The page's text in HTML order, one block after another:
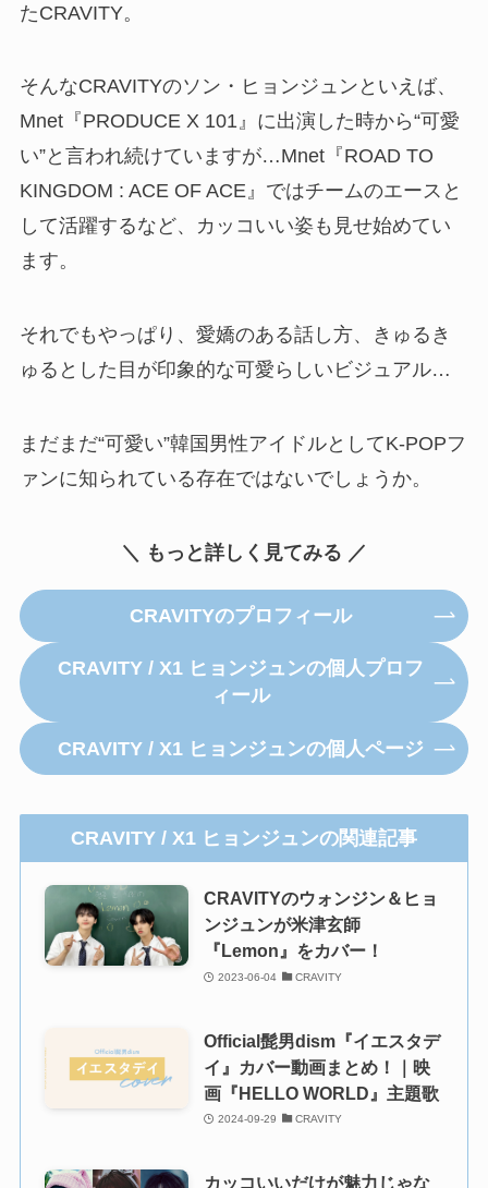
たCRAVITY。
そんなCRAVITYのソン・ヒョンジュンといえば、
Mnet『PRODUCE X 101』に出演した時から“可愛
い”と言われ続けていますが…Mnet『ROAD TO
KINGDOM : ACE OF ACE』ではチームのエースと
して活躍するなど、カッコいい姿も見せ始めてい
ます。
それでもやっぱり、愛嬌のある話し方、きゅるき
ゅるとした目が印象的な可愛らしいビジュアル…
まだまだ“可愛い”韓国男性アイドルとしてK-POPフ
ァンに知られている存在ではないでしょうか。
＼ もっと詳しく見てみる ／
CRAVITYのプロフィール
CRAVITY / X1 ヒョンジュンの個人プロフ
ィール
CRAVITY / X1 ヒョンジュンの個人ページ
CRAVITY / X1 ヒョンジュンの関連記事
CRAVITYのウォンジン＆ヒョ
ンジュンが米津玄師
『Lemon』をカバー！
2023-06-04 CRAVITY
Official髭男dism『イエスタデ
イ』カバー動画まとめ！｜映
画『HELLO WORLD』主題歌
2024-09-29 CRAVITY
カッコいいだけが魅力じゃな